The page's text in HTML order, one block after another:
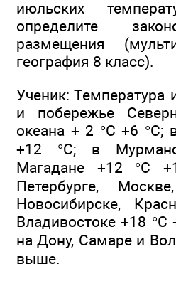
июльских
определите
размещения
география 8 класс).
Ученик: Температура
и побережье
океана + 2 °С +6 °С;
+12 °С; в
Магадане +12 °С
Петербурге,
Новосибирске,
Владивостоке +18 °С
на Дону, Самаре и
выше.